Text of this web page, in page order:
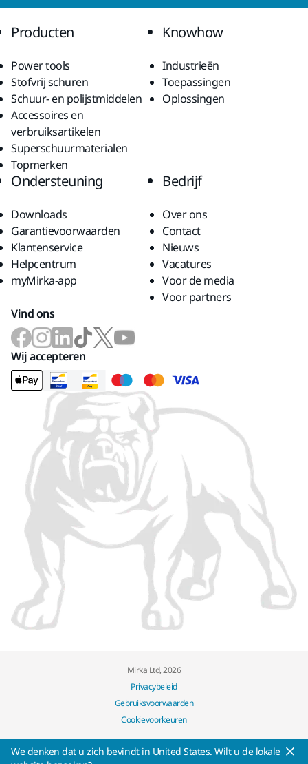
Producten
Power tools
Stofvrij schuren
Schuur- en polijstmiddelen
Accessoires en
verbruiksartikelen
Superschuurmaterialen
Topmerken
Knowhow
Industrieën
Toepassingen
Oplossingen
Ondersteuning
Downloads
Garantievoorwaarden
Klantenservice
Helpcentrum
myMirka-app
Bedrijf
Over ons
Contact
Nieuws
Vacatures
Voor de media
Voor partners
Vind ons
Wij accepteren
Mirka Ltd, 2026
Privacybeleid
Gebruiksvoorwaarden
Cookievoorkeuren
We denken dat u zich bevindt in United States. Wilt u de lokale